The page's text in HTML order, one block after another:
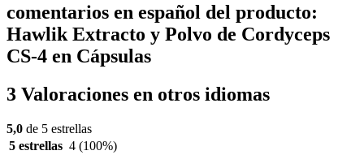
comentarios en español del producto:
Hawlik Extracto y Polvo de Cordyceps
CS-4 en Cápsulas
3 Valoraciones en otros idiomas
5,0 de 5 estrellas
5 estrellas 4 (100%)